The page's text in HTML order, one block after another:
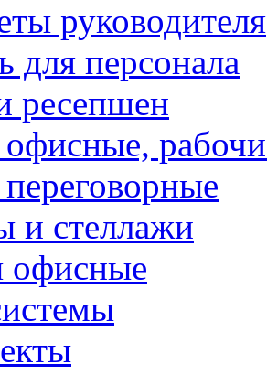
руководителя
для персонала
ресепшен
стеллажи